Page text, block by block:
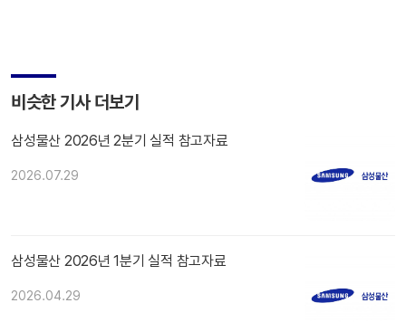
비슷한 기사 더보기
삼성물산 2026년 2분기 실적 참고자료
2026.07.29
삼성물산 2026년 1분기 실적 참고자료
2026.04.29